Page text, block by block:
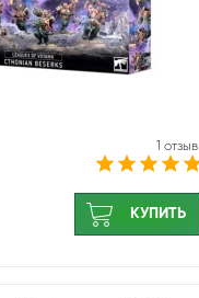
1 отзыв
КУПИТЬ